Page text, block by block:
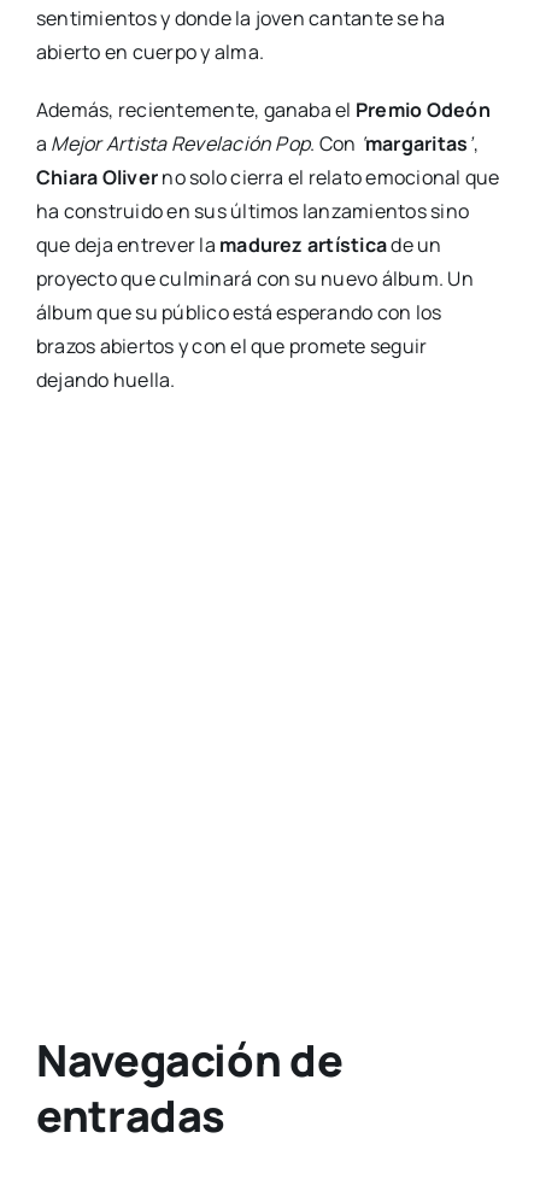
sentimientos y donde la joven cantante se ha
abierto en cuerpo y alma.
Además, recientemente, ganaba el Premio Odeón
a Mejor Artista Revelación Pop. Con ‘margaritas’,
Chiara Oliverno solo cierra el relato emocional que
ha construido en sus últimos lanzamientos sino
que deja entrever la madurez artísticade un
proyecto que culminará con su nuevo álbum. Un
álbum que su público está esperando con los
brazos abiertos y con el que promete seguir
dejando huella.
Navegación de
entradas